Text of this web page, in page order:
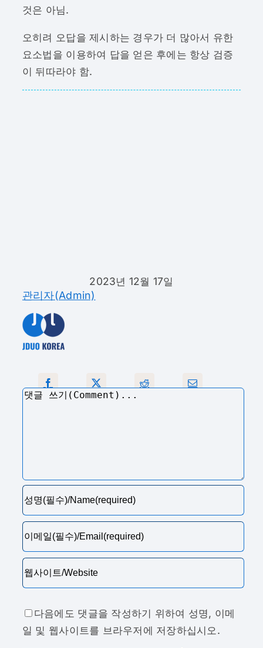
것은 아님.
오히려 오답을 제시하는 경우가 더 많아서 유한
요소법을 이용하여 답을 얻은 후에는 항상 검증
이 뒤따라야 함.
2023년 12월 17일
관리자(Admin)
댓
다음에도 댓글을 작성하기 위하여 성명, 이메
일 및 웹사이트를 브라우저에 저장하십시오.